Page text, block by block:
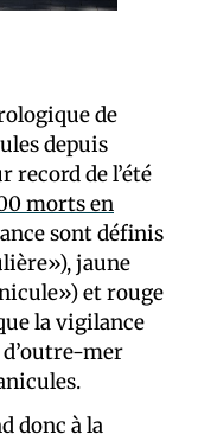
de
depuis
record de l’été
morts en
sont définis
jaune
et rouge
la vigilance
mer
donc à la